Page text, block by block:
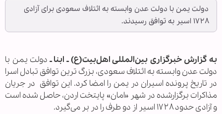
دولت یمن با دولت عدن وابسته به ائتلاف سعودی برای آزادی
۱۷۲۸ اسیر به توافق رسیدند.
به گزارش خبرگزاری بین‌المللی اهل‌بیت(ع) ـ ابنا ـ دولت یمن با
دولت عدن وابسته به ائتلاف سعودی، بزرگ ترین توافق تبادل اسرا
در تاریخ پرونده اسیران در یمن را امضا کرد. این توافق در جریان
مذاکرات برگزارشده در شهر «امان» پایتخت اردن، حاصل شده است
و آزادی حدود ۱۷۲۸ اسیر از دو طرف را در بر می‌گیرد.